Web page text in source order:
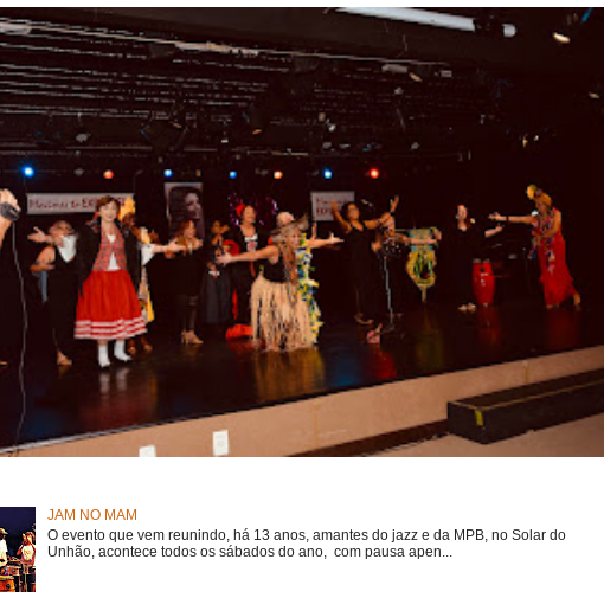
JAM NO MAM
O evento que vem reunindo, há 13 anos, amantes do jazz e da MPB, no Solar do
Unhão, acontece todos os sábados do ano, com pausa apen...